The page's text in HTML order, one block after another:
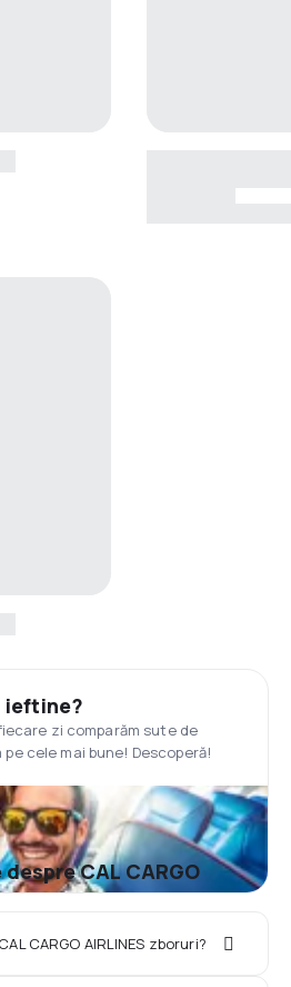
ieftine?
zi comparăm sute de
cele mai bune! Descoperă!
CAL CARGO
CARGO AIRLINES zboruri?